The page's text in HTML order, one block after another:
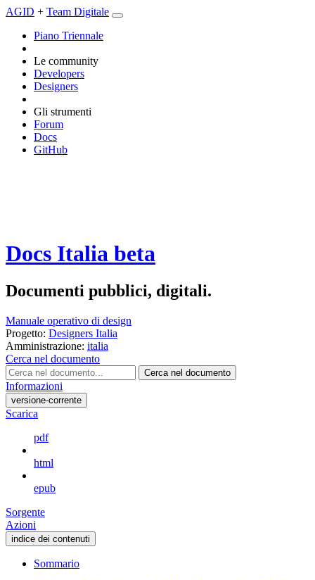
AGID + Team Digitale
Piano Triennale
Le community
Developers
Designers
Gli strumenti
Forum
Docs
GitHub
Docs Italia beta
Documenti pubblici, digitali.
Manuale operativo di design
Progetto: Designers Italia
Amministrazione: italia
Cerca nel documento
Cerca nel documento
Informazioni
versione-corrente
Scarica
pdf
html
epub
Sorgente
Azioni
indice dei contenuti
Sommario